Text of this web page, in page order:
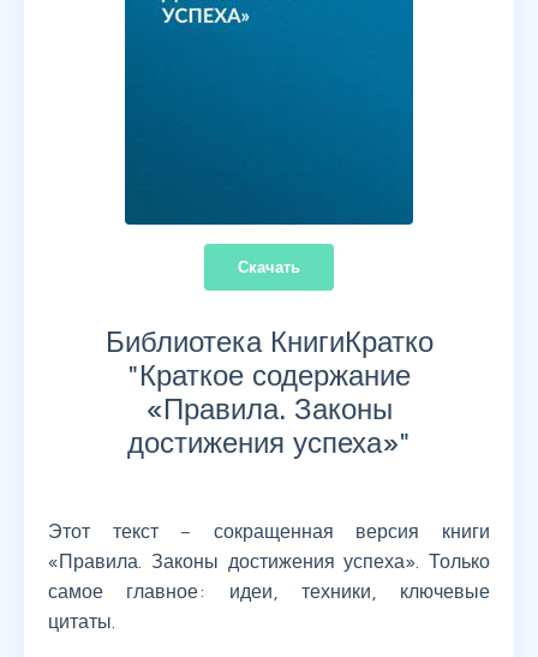
Скачать
Библиотека КнигиКратко
"Краткое содержание
«Правила. Законы
достижения успеха»"
Этот текст – сокращенная версия книги
«Правила. Законы достижения успеха». Только
самое главное: идеи, техники, ключевые
цитаты.